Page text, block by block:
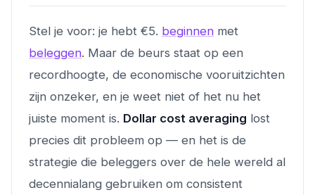
Stel je voor: je hebt €5. beginnen met
beleggen. Maar de beurs staat op een
recordhoogte, de economische vooruitzichten
zijn onzeker, en je weet niet of het nu het
juiste moment is. Dollar cost averaging lost
precies dit probleem op — en het is de
strategie die beleggers over de hele wereld al
decennialang gebruiken om consistent